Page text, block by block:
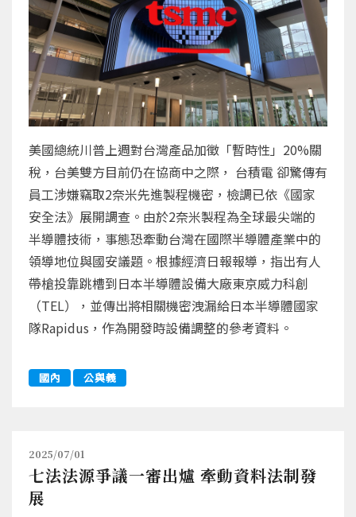
美國總統川普上週對台灣產品加徵「暫時性」20%關
稅，台美雙方目前仍在協商中之際， 台積電 卻驚傳有
員工涉嫌竊取2奈米先進製程機密，檢調已依《國家
安全法》展開調查。由於2奈米製程為全球最尖端的
半導體技術，事態恐牽動台灣在國際半導體產業中的
領導地位與國安議題。根據經濟日報報導，指出有人
帶槍投靠跳槽到日本半導體設備大廠東京威力科創
（TEL），並傳出將相關機密洩漏給日本半導體國家
隊Rapidus，作為開發時設備調整的參考資料。
國內 公與義
2025/07/01
七法法源爭議一審出爐 牽動資料法制發
展